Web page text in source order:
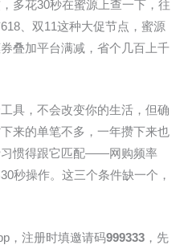
多花30秒在蜜源上查一下，往
、双11这种大促节点，蜜源
叠加平台满减，省个几百上千
具，不会改变你的生活，但确
来的单笔不多，一年攒下来也
习惯得跟它匹配——网购频率
秒操作。这三个条件缺一个，
，注册时填邀请码999333 ，先